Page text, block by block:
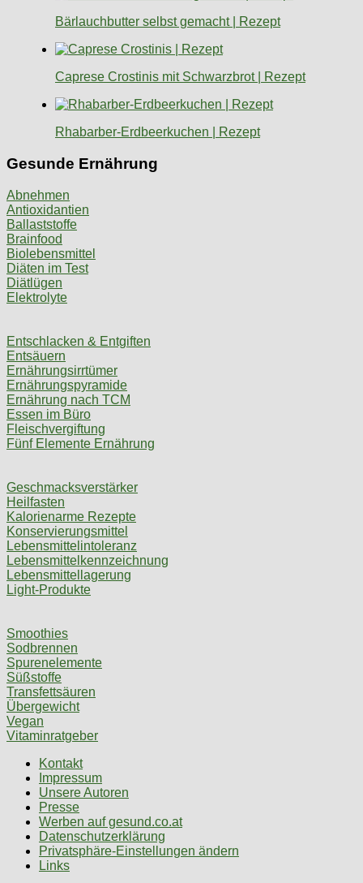
Bärlauchbutter selbst gemacht | Rezept
Caprese Crostinis mit Schwarzbrot | Rezept
Rhabarber-Erdbeerkuchen | Rezept
Gesunde Ernährung
Abnehmen
Antioxidantien
Ballaststoffe
Brainfood
Biolebensmittel
Diäten im Test
Diätlügen
Elektrolyte
Entschlacken & Entgiften
Entsäuern
Ernährungsirrtümer
Ernährungspyramide
Ernährung nach TCM
Essen im Büro
Fleischvergiftung
Fünf Elemente Ernährung
Geschmacksverstärker
Heilfasten
Kalorienarme Rezepte
Konservierungsmittel
Lebensmittelintoleranz
Lebensmittelkennzeichnung
Lebensmittellagerung
Light-Produkte
Smoothies
Sodbrennen
Spurenelemente
Süßstoffe
Transfettsäuren
Übergewicht
Vegan
Vitaminratgeber
Kontakt
Impressum
Unsere Autoren
Presse
Werben auf gesund.co.at
Datenschutzerklärung
Privatsphäre-Einstellungen ändern
Links